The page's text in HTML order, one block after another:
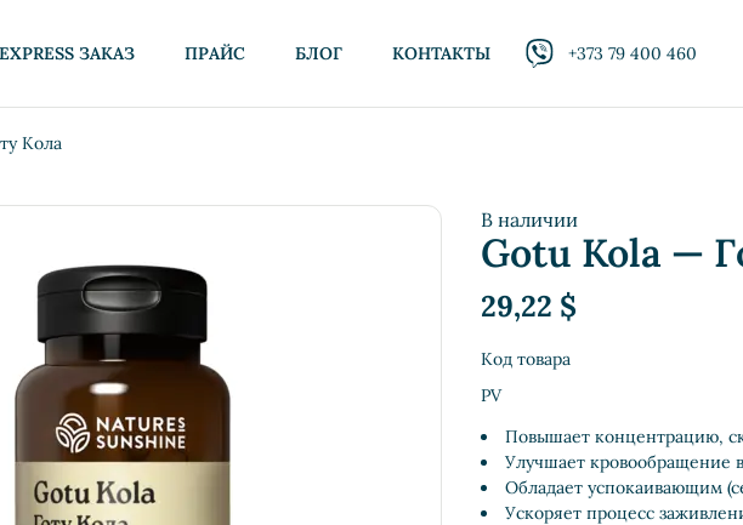
EXPRESS ЗАКАЗ ПРАЙС БЛОГ КОНТАКТЫ +373 79 400 460
Кола
В наличии
Gotu Kola —
29,22 $
Код товара
PV
Повышает концентрацию,
Улучшает кровообращение
Обладает успокаивающим
Ускоряет процесс